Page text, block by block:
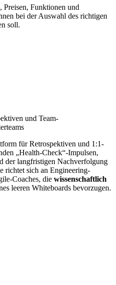
Funktionen und
bei der Auswahl des richtigen
soll.
und Team-
für Retrospektiven und 1:1-
„Health-Check“-Impulsen,
der langfristigen Nachverfolgung
richtet sich an Engineering-
Coaches, die wissenschaftlich
leeren Whiteboards bevorzugen.